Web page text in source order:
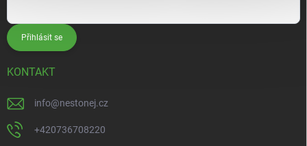
Přihlásit se
KONTAKT
info@nestonej.cz
+420736708220